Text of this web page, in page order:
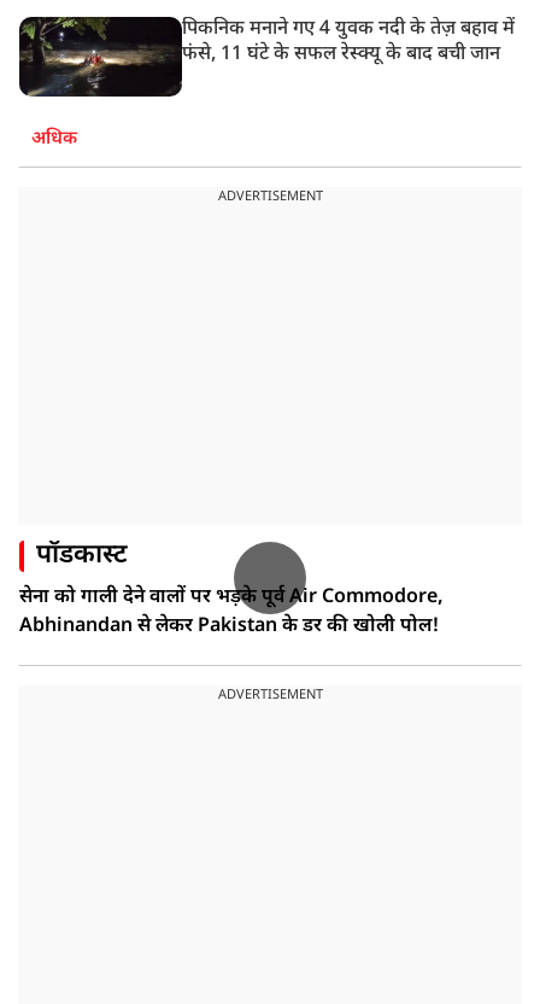
पिकनिक मनाने गए 4 युवक नदी के तेज़ बहाव में
फंसे, 11 घंटे के सफल रेस्क्यू के बाद बची जान
अधिक
ADVERTISEMENT
पॉडकास्ट
सेना को गाली देने वालों पर भड़के पूर्व Air Commodore,
Abhinandan से लेकर Pakistan के डर की खोली पोल!
ADVERTISEMENT